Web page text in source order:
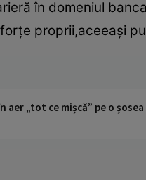
în domeniul
proprii,aceeaşi
aer „tot ce mișcă” pe o